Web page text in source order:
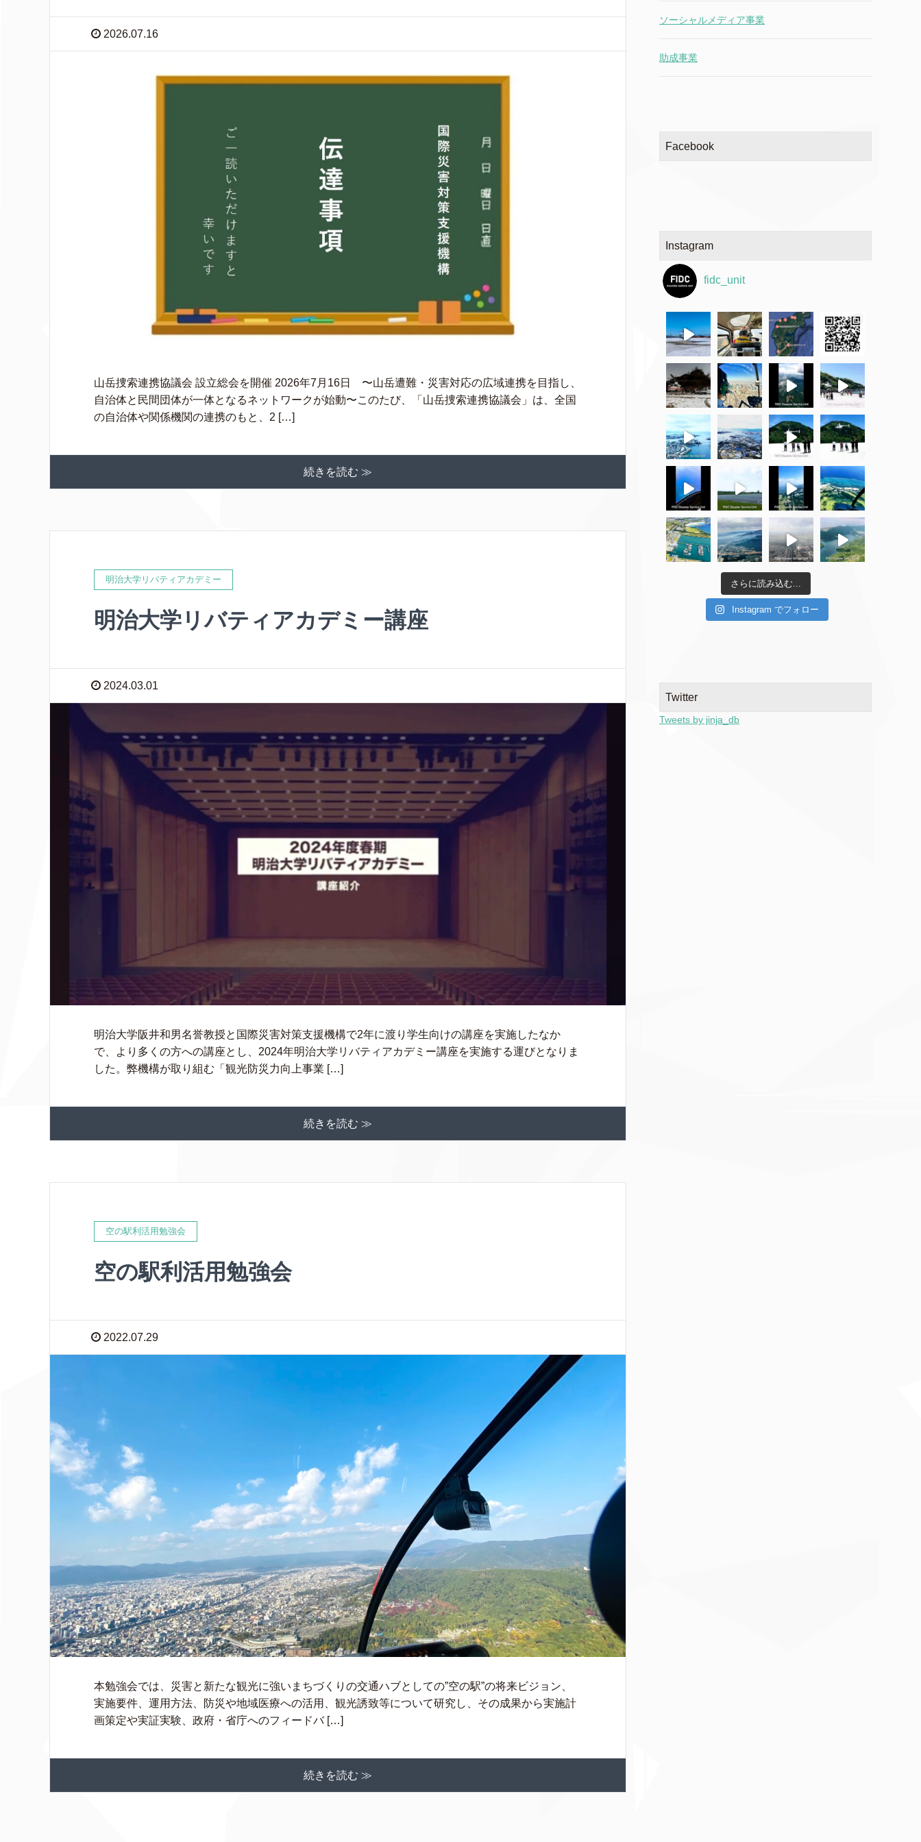
2026.07.16
山岳捜索連携協議会 設立総会を開催 2026年7月16日 〜山岳遭難・災害対応の広域連携を目指し、
自治体と民間団体が一体となるネットワークが始動〜このたび、「山岳捜索連携協議会」は、全国
の自治体や関係機関の連携のもと、2 […]
続きを読む ≫
明治大学リバティアカデミー
明治大学リバティアカデミー講座
2024.03.01
明治大学阪井和男名誉教授と国際災害対策支援機構で2年に渡り学生向けの講座を実施したなか
で、より多くの方への講座とし、2024年明治大学リバティアカデミー講座を実施する運びとなりま
した。弊機構が取り組む「観光防災力向上事業 […]
続きを読む ≫
空の駅利活用勉強会
空の駅利活用勉強会
2022.07.29
本勉強会では、災害と新たな観光に強いまちづくりの交通ハブとしての”空の駅”の将来ビジョン、
実施要件、運用方法、防災や地域医療への活用、観光誘致等について研究し、その成果から実施計
画策定や実証実験、政府・省庁へのフィードバ […]
続きを読む ≫
ソーシャルメディア事業
助成事業
Facebook
Instagram
fidc_unit
さらに読み込む...
Instagram でフォロー
Twitter
Tweets by jinja_db